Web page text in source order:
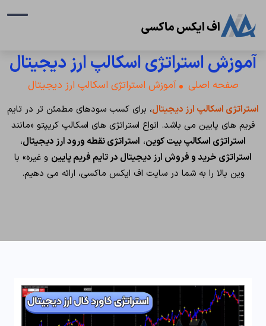
آموزش استراتژی اسکالپ ارز دیجیتال
صفحه اصلی آموزش استراتژی اسکالپ ارز دیجیتال
استراتژی اسکالپ ارز دیجیتال، برای کسب سودهای مطمئن تر در تایم
فریم های پایین می باشد. انواع استراتژی های اسکالپ کریپتو «مانند
استراتژی اسکالپ بیت کوین، استراتژی نقطه ورود ارز دیجیتال،
استراتژی خرید و فروش ارز دیجیتال در تایم فریم پایین و غیره» با
وین بالا را به شما در سایت اف ایکس ماکسی، ارائه می دهیم.